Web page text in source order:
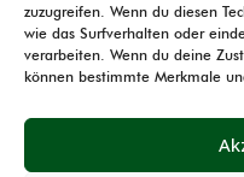
zuzugreifen. Wenn du diesen
wie das Surfverhalten oder
verarbeiten. Wenn du deine
können bestimmte Merkmale
30.11.2006 die
In der Zwischenzeit
weiterentwickelt.
das Aussehen und